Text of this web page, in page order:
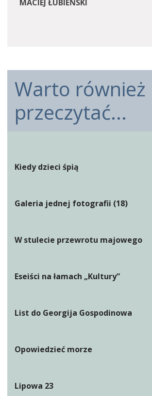
MACIEJ ŁUBIEŃSKI
Warto również
przeczytać...
Kiedy dzieci śpią
Galeria jednej fotografii (18)
W stulecie przewrotu majowego
Eseiści na łamach „Kultury”
List do Georgija Gospodinowa
Opowiedzieć morze
Lipowa 23